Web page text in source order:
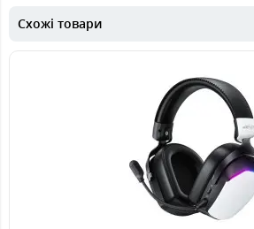
Схожі товари